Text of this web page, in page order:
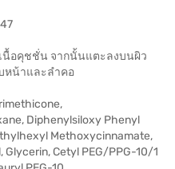
นื้อคุชชั่น จากนั้นแตะลงบนผิว
หน้าและลำคอ
Diphenylsiloxy Phenyl
Methoxycinnamate,
Glycerin, Cetyl PEG/PPG-10/1